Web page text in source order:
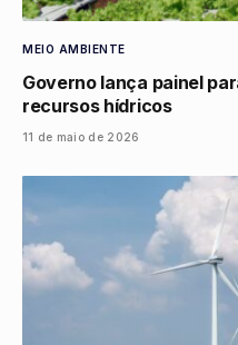
MEIO AMBIENTE
Governo lança painel
recursos hídricos
11 de maio de 2026